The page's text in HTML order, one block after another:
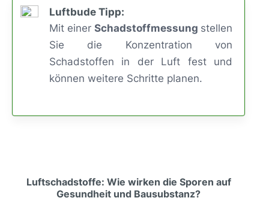
Luftbude Tipp:
Mit einer Schadstoffmessung stellen
Sie die Konzentration von
Schadstoffen in der Luft fest und
können weitere Schritte planen.
Luftschadstoffe: Wie wirken die Sporen auf
Gesundheit und Bausubstanz?